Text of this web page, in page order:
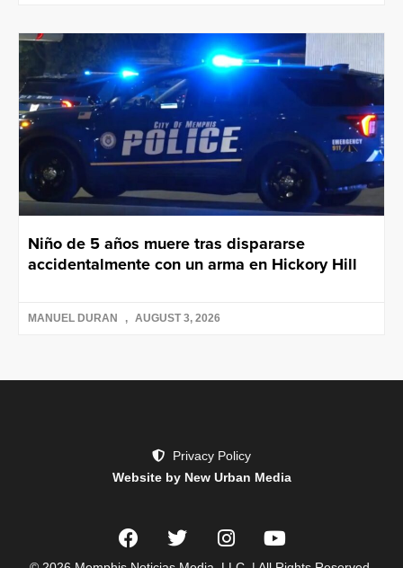
Niño de 5 años muere tras dispararse
accidentalmente con un arma en Hickory Hill
MANUEL DURAN AUGUST 3, 2026
Privacy Policy
Website by New Urban Media